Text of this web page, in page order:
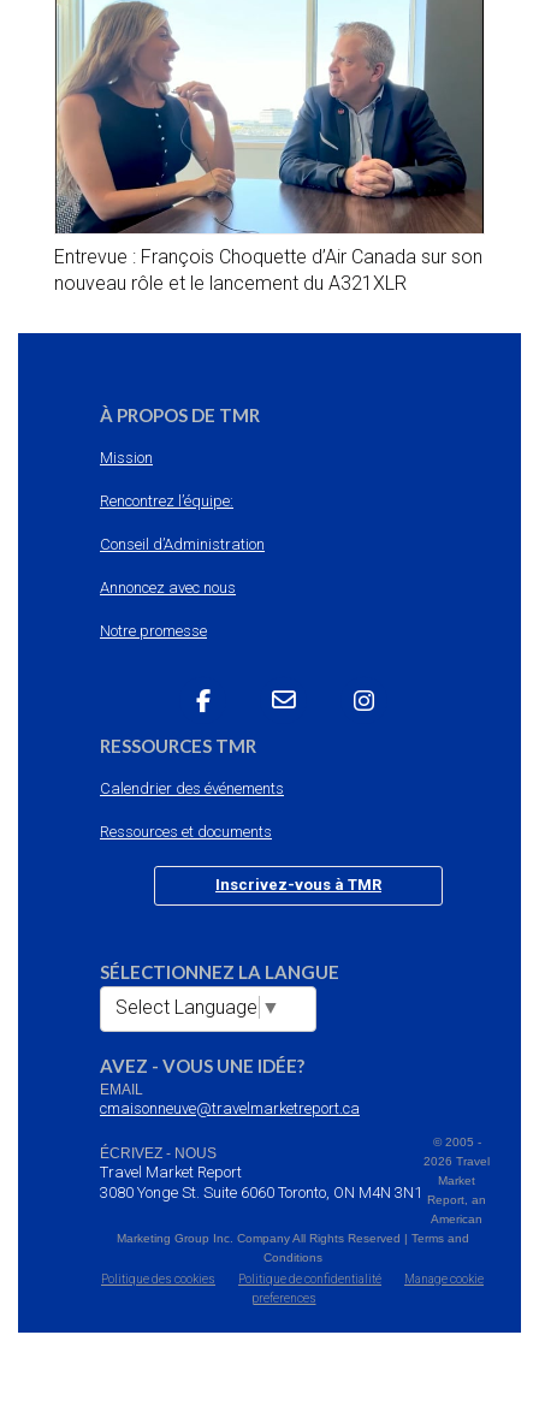
Entrevue : François Choquette d’Air Canada sur son
nouveau rôle et le lancement du A321XLR
À PROPOS DE TMR
Mission
Rencontrez l’équipe:
Conseil d’Administration
Annoncez avec nous
Notre promesse
RESSOURCES TMR
Calendrier des événements
Ressources et documents
Inscrivez-vous à TMR
SÉLECTIONNEZ LA LANGUE
Select Language ▼
AVEZ - VOUS UNE IDÉE?
EMAIL
cmaisonneuve@travelmarketreport.ca
ÉCRIVEZ - NOUS
Travel Market Report
3080 Yonge St. Suite 6060 Toronto, ON M4N 3N1
© 2005 -
2026 Travel
Market
Report, an
American
Marketing Group Inc. Company All Rights Reserved | Terms and
Conditions
Politique des cookies
Politique de confidentialité
Manage cookie
preferences